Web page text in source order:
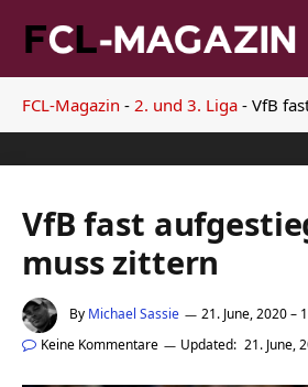
FCL-Magazin - 2. und 3. Liga - VfB fast
VfB fast
muss zittern
By Michael Sassie
21. June, 2020 –
Keine Kommentare
Updated: 21. June,